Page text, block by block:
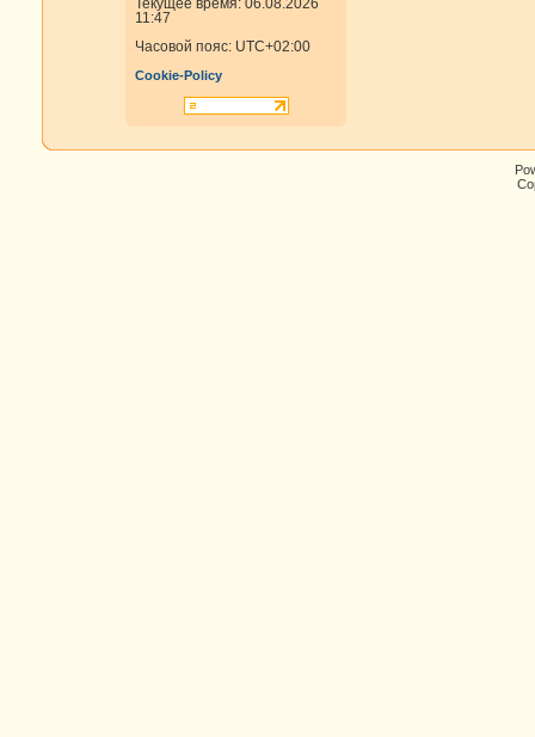
Текущее время: 06.08.2026
11:47
Часовой пояс: UTC+02:00
Cookie-Policy